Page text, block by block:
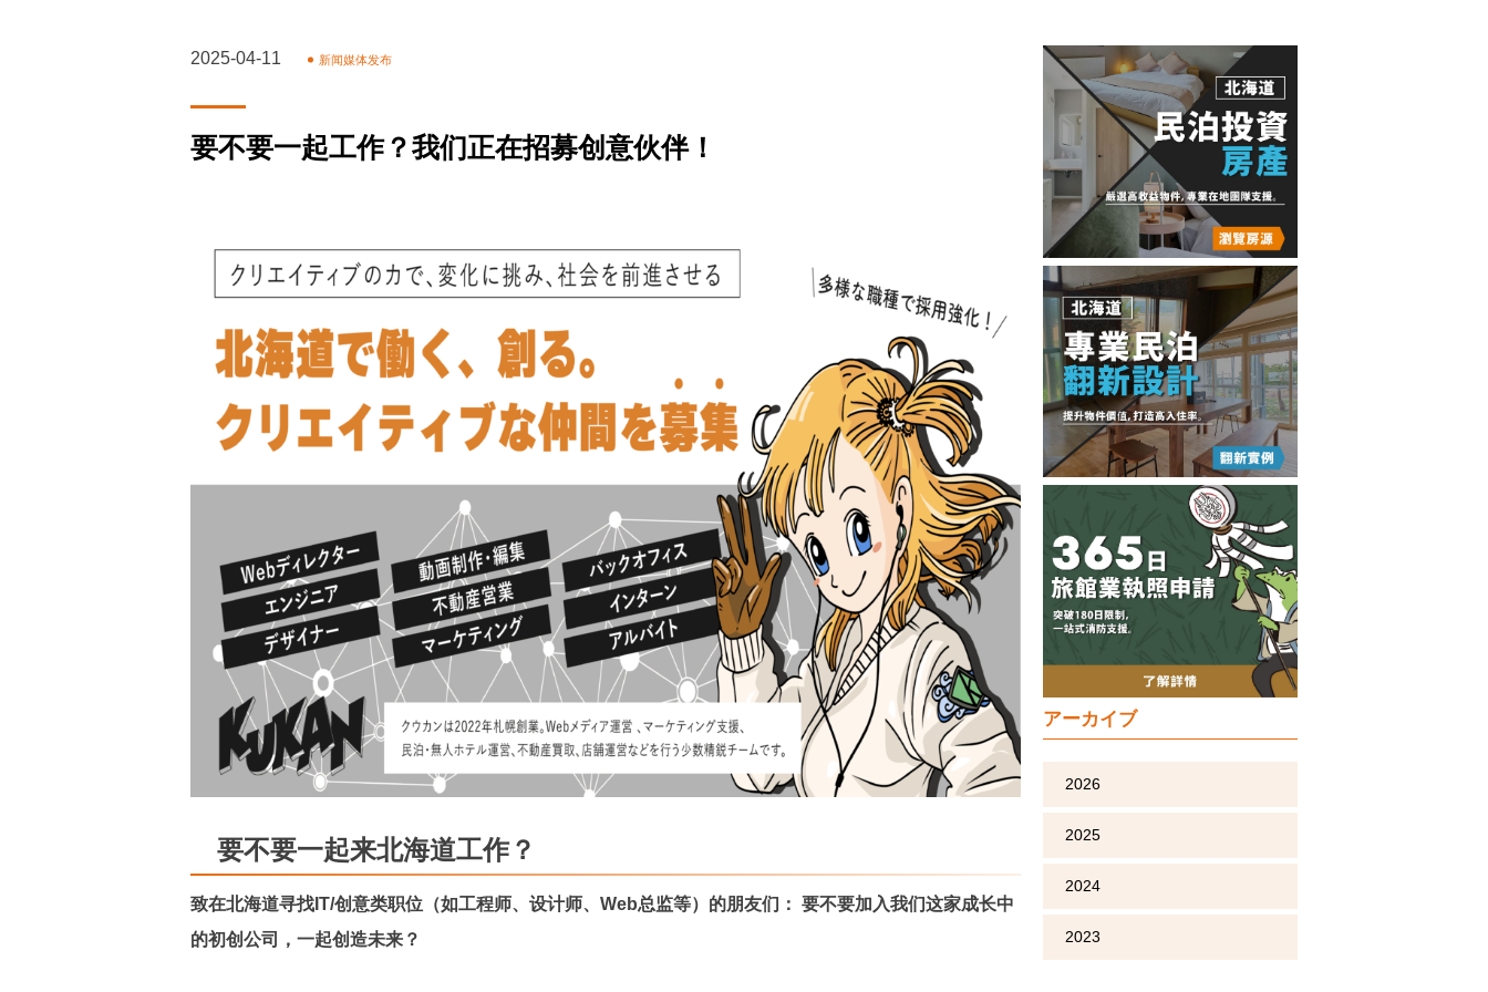
2025-04-11 新闻媒体发布
要不要一起工作？我们正在招募创意伙伴！
要不要一起来北海道工作？
致在北海道寻找IT/创意类职位（如工程师、设计师、Web总监等）的朋友们： 要不要加入我们这家成长中
的初创公司，一起创造未来？
アーカイブ
2026
2025
2024
2023